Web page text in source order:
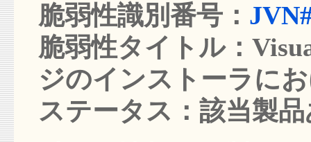
脆弱性識別番号：
脆弱性タイトル：
ジのインストーラに
ステータス：該当製